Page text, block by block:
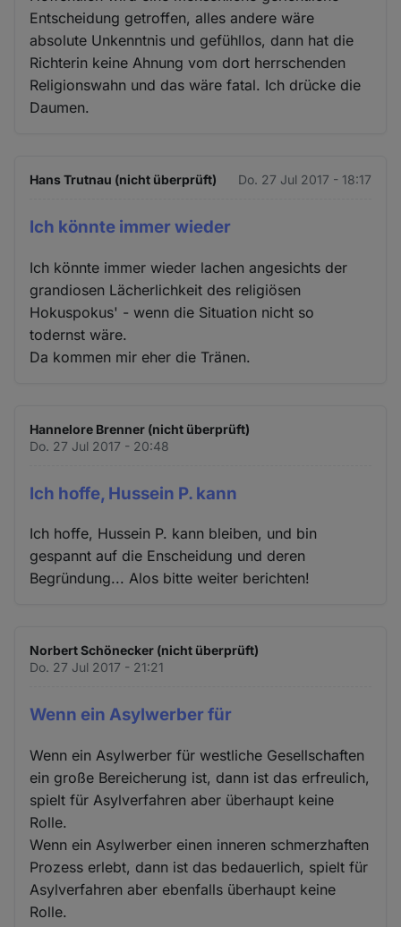
Entscheidung getroffen, alles andere wäre
absolute Unkenntnis und gefühllos, dann hat die
Richterin keine Ahnung vom dort herrschenden
Religionswahn und das wäre fatal. Ich drücke die
Daumen.
Hans Trutnau (nicht überprüft) Do. 27 Jul 2017 - 18:17
Ich könnte immer wieder
Ich könnte immer wieder lachen angesichts der
grandiosen Lächerlichkeit des religiösen
Hokuspokus' - wenn die Situation nicht so
todernst wäre.
Da kommen mir eher die Tränen.
Hannelore Brenner (nicht überprüft)
Do. 27 Jul 2017 - 20:48
Ich hoffe, Hussein P. kann
Ich hoffe, Hussein P. kann bleiben, und bin
gespannt auf die Enscheidung und deren
Begründung... Alos bitte weiter berichten!
Norbert Schönecker (nicht überprüft)
Do. 27 Jul 2017 - 21:21
Wenn ein Asylwerber für
Wenn ein Asylwerber für westliche Gesellschaften
ein große Bereicherung ist, dann ist das erfreulich,
spielt für Asylverfahren aber überhaupt keine
Rolle.
Wenn ein Asylwerber einen inneren schmerzhaften
Prozess erlebt, dann ist das bedauerlich, spielt für
Asylverfahren aber ebenfalls überhaupt keine
Rolle.